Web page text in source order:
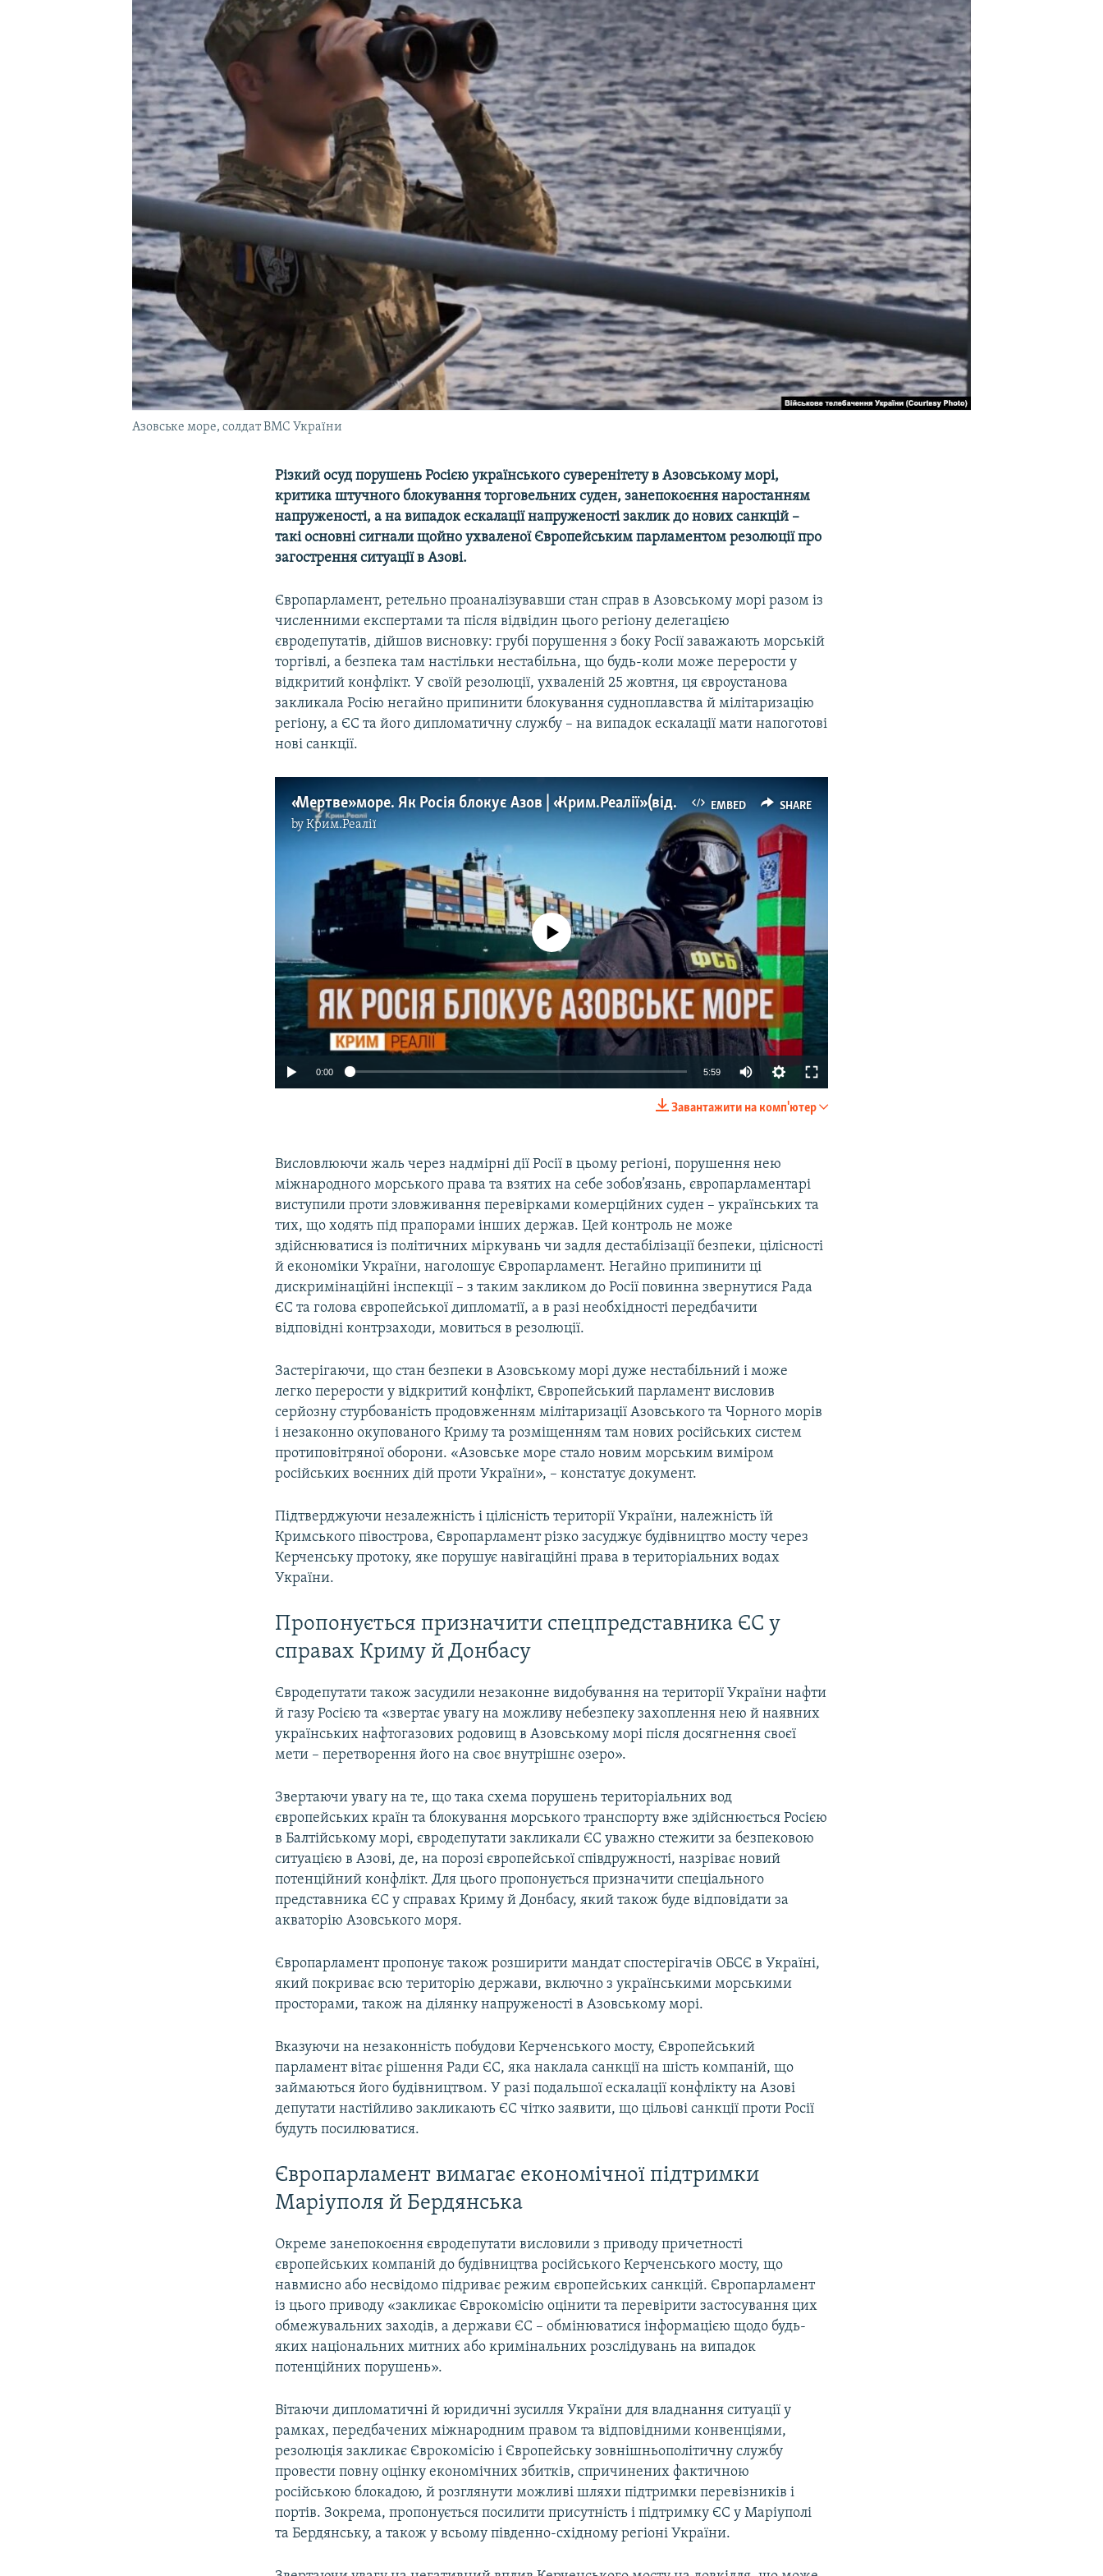
УКРАЇНСЬКА ПРОБЛЕМА КРИМУ
Азовське море, солдат ВМС України
Різкий осуд порушень Росією українського суверенітету в Азовському морі,
критика штучного блокування торговельних суден, занепокоєння наростанням
напруженості, а на випадок ескалації напруженості заклик до нових санкцій –
такі основні сигнали щойно ухваленої Європейським парламентом резолюції про
загострення ситуації в Азові.
Європарламент, ретельно проаналізувавши стан справ в Азовському морі разом із
численними експертами та після відвідин цього регіону делегацією
євродепутатів, дійшов висновку: грубі порушення з боку Росії заважають морській
торгівлі, а безпека там настільки нестабільна, що будь-коли може перерости у
відкритий конфлікт. У своїй резолюції, ухваленій 25 жовтня, ця євроустанова
закликала Росію негайно припинити блокування судноплавства й мілітаризацію
регіону, а ЄС та його дипломатичну службу – на випадок ескалації мати напоготові
нові санкції.
EMBED SHARE
«Мертве» море. Як Росія блокує Азов | «Крим.Реалії» (відео)
byКрим.Реалії
No media source currently available
0:00 5:59
Завантажити на комп'ютер
Висловлюючи жаль через надмірні дії Росії в цьому регіоні, порушення нею
міжнародного морського права та взятих на себе зобов’язань, європарламентарі
виступили проти зловживання перевірками комерційних суден – українських та
тих, що ходять під прапорами інших держав. Цей контроль не може
здійснюватися із політичних міркувань чи задля дестабілізації безпеки, цілісності
й економіки України, наголошує Європарламент. Негайно припинити ці
дискримінаційні інспекції – з таким закликом до Росії повинна звернутися Рада
ЄС та голова європейської дипломатії, а в разі необхідності передбачити
відповідні контрзаходи, мовиться в резолюції.
Застерігаючи, що стан безпеки в Азовському морі дуже нестабільний і може
легко перерости у відкритий конфлікт, Європейський парламент висловив
серйозну стурбованість продовженням мілітаризації Азовського та Чорного морів
і незаконно окупованого Криму та розміщенням там нових російських систем
протиповітряної оборони. «Азовське море стало новим морським виміром
російських воєнних дій проти України», – констатує документ.
Підтверджуючи незалежність і цілісність території України, належність їй
Кримського півострова, Європарламент різко засуджує будівництво мосту через
Керченську протоку, яке порушує навігаційні права в територіальних водах
України.
​Пропонується призначити спецпредставника ЄС у
справах Криму й Донбасу
Євродепутати також засудили незаконне видобування на території України нафти
й газу Росією та «звертає увагу на можливу небезпеку захоплення нею й наявних
українських нафтогазових родовищ в Азовському морі після досягнення своєї
мети – перетворення його на своє внутрішнє озеро».
Звертаючи увагу на те, що така схема порушень територіальних вод
європейських країн та блокування морського транспорту вже здійснюється Росією
в Балтійському морі, євродепутати закликали ЄС уважно стежити за безпековою
ситуацією в Азові, де, на порозі європейської співдружності, назріває новий
потенційний конфлікт. Для цього пропонується призначити спеціального
представника ЄС у справах Криму й Донбасу, який також буде відповідати за
акваторію Азовського моря.
Європарламент пропонує також розширити мандат спостерігачів ОБСЄ в Україні,
який покриває всю територію держави, включно з українськими морськими
просторами, також на ділянку напруженості в Азовському морі.
Вказуючи на незаконність побудови Керченського мосту, Європейський
парламент вітає рішення Ради ЄС, яка наклала санкції на шість компаній, що
займаються його будівництвом. У разі подальшої ескалації конфлікту на Азові
депутати настійливо закликають ЄС чітко заявити, що цільові санкції проти Росії
будуть посилюватися.
Європарламент вимагає економічної підтримки
Маріуполя й Бердянська
Окреме занепокоєння євродепутати висловили з приводу причетності
європейських компаній до будівництва російського Керченського мосту, що
навмисно або несвідомо підриває режим європейських санкцій. Європарламент
із цього приводу «закликає Єврокомісію оцінити та перевірити застосування цих
обмежувальних заходів, а держави ЄС – обмінюватися інформацією щодо будь-
яких національних митних або кримінальних розслідувань на випадок
потенційних порушень».
Вітаючи дипломатичні й юридичні зусилля України для владнання ситуації у
рамках, передбачених міжнародним правом та відповідними конвенціями,
резолюція закликає Єврокомісію і Європейську зовнішньополітичну службу
провести повну оцінку економічних збитків, спричинених фактичною
російською блокадою, й розглянути можливі шляхи підтримки перевізників і
портів. Зокрема, пропонується посилити присутність і підтримку ЄС у Маріуполі
та Бердянську, а також у всьому південно-східному регіоні України.